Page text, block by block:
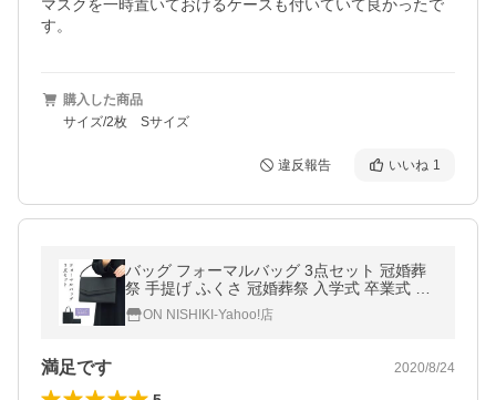
マスクを一時置いておけるケースも付いていて良かったで
す。
購入した商品
サイズ/2枚 Sサイズ
違反報告 いいね 1
バッグ フォーマルバッグ 3点セット 冠婚葬
祭 手提げ ふくさ 冠婚葬祭 入学式 卒業式 葬
式 パーティー x7-8182 佐川
ON NISHIKI-Yahoo!店
満足です 2020/8/24